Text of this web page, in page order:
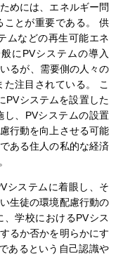
めには、エネルギー問
ことが重要である。 供
ムなどの再生可能エネ
にPVシステムの導入
るが、需要側の人々の
注目されている。 こ
PVシステムを設置した
し、PVシステムの設置
行動を向上させる可能
ある住人の私的な経済
システムに着眼し、そ
生徒の環境配慮行動の
学校におけるPVシス
るか否かを明らかにす
あるという自己認識や